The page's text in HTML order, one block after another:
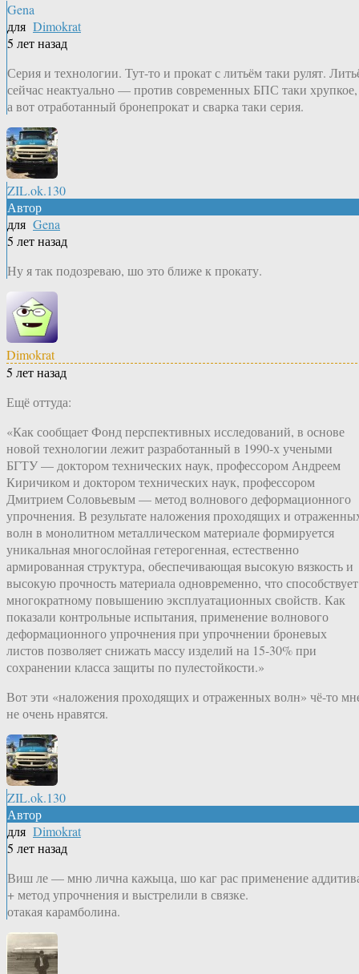
Gena
для Dimokrat
5 лет назад
Серия и технологии. Тут-то и прокат с литьём таки рулят.
сейчас неактуально — против современных БПС таки хрупкое,
а вот отработанный бронепрокат и сварка таки серия.
ZIL.ok.130
Автор
для Gena
5 лет назад
Ну я так подозреваю, шо это ближе к прокату.
Dimokrat
5 лет назад
Ещё оттуда:
«Как сообщает Фонд перспективных исследований, в основе
новой технологии лежит разработанный в 1990-х учеными
БГТУ — доктором технических наук, профессором Андреем
Киричиком и доктором технических наук, профессором
Дмитрием Соловьевым — метод волнового деформационного
упрочнения. В результате наложения проходящих и
волн в монолитном металлическом материале формируется
уникальная многослойная гетерогенная, естественно
армированная структура, обеспечивающая высокую вязкость и
высокую прочность материала одновременно, что способствует
многократному повышению эксплуатационных свойств. Как
показали контрольные испытания, применение волнового
деформационного упрочнения при упрочнении броневых
листов позволяет снижать массу изделий на 15-30% при
сохранении класса защиты по пулестойкости.»
Вот эти «наложения проходящих и отраженных волн» чё-то
не очень нравятся.
ZIL.ok.130
Автор
для Dimokrat
5 лет назад
Виш ле — мню лична кажыца, шо каг рас применение
+ метод упрочнения и выстрелили в связке.
отакая карамболина.